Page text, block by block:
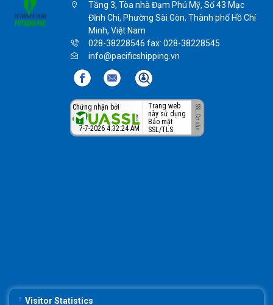
Tầng 3, Tòa nhà Đạm Phú Mỹ, Số 43 Mạc
Đĩnh Chi, Phường Sài Gòn, Thành phố Hồ Chí
Minh, Việt Nam
028-38228546 fax: 028-38228545
info@pacificshipping.vn
Chứng nhận bởi
7-7-2026 4:32:24 AM
Trang web
này sử dụng
Bảo mật
SSL/TLS
Visitor Statistics